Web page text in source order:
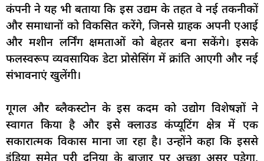
कंपनी ने यह भी बताया कि इस उद्यम के तहत वे नई तकनीकों
और समाधानों को विकसित करेंगे, जिनसे ग्राहक अपनी एआई
और मशीन लर्निंग क्षमताओं को बेहतर बना सकेंगे। इसके
फलस्वरूप व्यवसायिक डेटा प्रोसेसिंग में क्रांति आएगी और नई
संभावनाएं खुलेंगी।
गूगल और ब्लैकस्टोन के इस कदम को उद्योग विशेषज्ञों ने
स्वागत किया है और इसे क्लाउड कंप्यूटिंग क्षेत्र में एक
सकारात्मक विकास माना जा रहा है। उन्होंने कहा कि इससे
इंडिया समेत पूरी दुनिया के बाजार पर अच्छा असर पड़ेगा,